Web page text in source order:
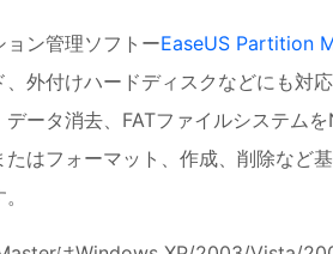
ン管理ソフトーEaseUS Partition
、外付けハードディスクなどにも対
ータ消去、FATファイルシステム
たはフォーマット、作成、削除など